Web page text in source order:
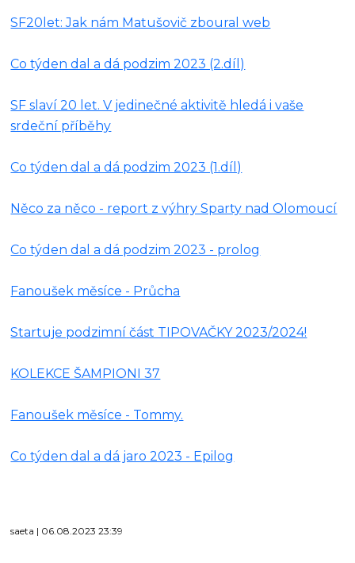
SF20let: Jak nám Matušovič zboural web
Co týden dal a dá podzim 2023 (2.díl)
SF slaví 20 let. V jedinečné aktivitě hledá i vaše
srdeční příběhy
Co týden dal a dá podzim 2023 (1.díl)
Něco za něco - report z výhry Sparty nad Olomoucí
Co týden dal a dá podzim 2023 - prolog
Fanoušek měsíce - Průcha
Startuje podzimní část TIPOVAČKY 2023/2024!
KOLEKCE ŠAMPIONI 37
Fanoušek měsíce - Tommy.
Co týden dal a dá jaro 2023 - Epilog
saeta | 06.08.2023 23:39